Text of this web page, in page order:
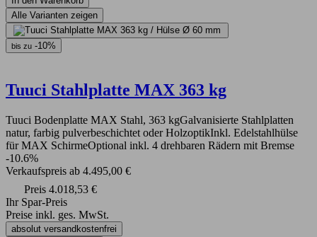
Alle Varianten zeigen
bis zu -10%
Tuuci Stahlplatte MAX 363 kg
Tuuci Bodenplatte MAX Stahl, 363 kgGalvanisierte Stahlplatten
natur, farbig pulverbeschichtet oder HolzoptikInkl. Edelstahlhülse
für MAX SchirmeOptional inkl. 4 drehbaren Rädern mit Bremse
-10.6%
Verkaufspreis ab 4.495,00 €
Preis 4.018,53 €
Ihr Spar-Preis
Preise inkl. ges. MwSt.
absolut versandkostenfrei